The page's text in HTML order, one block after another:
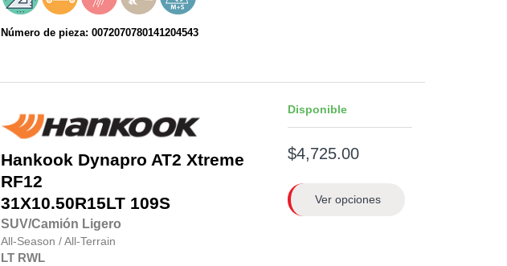
Número de pieza: 0072070780141204543
Hankook Dynapro AT2 Xtreme
RF12
31X10.50R15LT109S
SUV/Camión Ligero
All-Season /All-Terrain
LT RWL
Disponible
$4,725.00
Ver opciones